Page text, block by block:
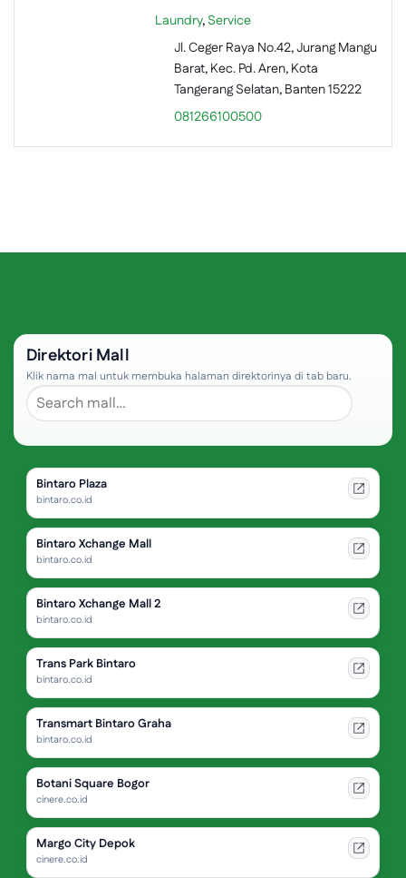
Laundry,Service
Jl. Ceger Raya No.42, Jurang Mangu
Barat, Kec. Pd. Aren, Kota
Tangerang Selatan, Banten 15222
081266100500
Direktori Mall
Klik nama mal untuk membuka halaman direktorinya di tab baru.
Bintaro Plaza
bintaro.co.id
Bintaro Xchange Mall
bintaro.co.id
Bintaro Xchange Mall 2
bintaro.co.id
Trans Park Bintaro
bintaro.co.id
Transmart Bintaro Graha
bintaro.co.id
Botani Square Bogor
cinere.co.id
Margo City Depok
cinere.co.id